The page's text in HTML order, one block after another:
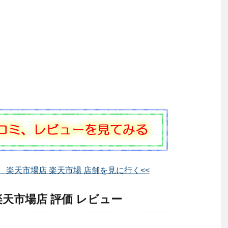
天市場店 楽天市場 店舗を見に行く<<
市場店 評価 レビュー